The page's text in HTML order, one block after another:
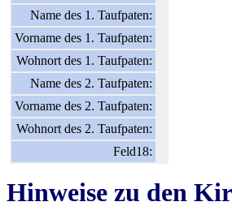
Name des 1. Taufpaten:
Vorname des 1. Taufpaten:
Wohnort des 1. Taufpaten:
Name des 2. Taufpaten:
Vorname des 2. Taufpaten:
Wohnort des 2. Taufpaten:
Feld18:
Hinweise zu den